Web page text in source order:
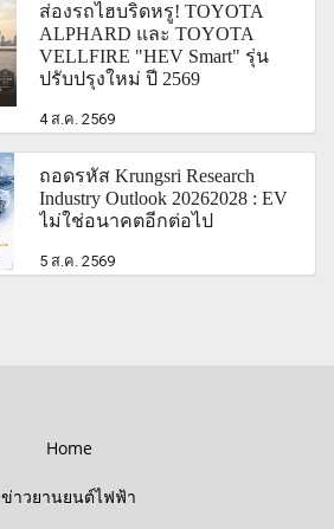
ส่องรถไฮบริดหรู! TOYOTA
ALPHARD และ TOYOTA
VELLFIRE "HEV Smart" รุ่น
ปรับปรุงใหม่ ปี 2569
4 ส.ค. 2569
ถอดรหัส Krungsri Research
Industry Outlook 20262028 : EV
ไม่ใช่อนาคตอีกต่อไป
5 ส.ค. 2569
Home
ข่าวยานยนต์ไฟฟ้า